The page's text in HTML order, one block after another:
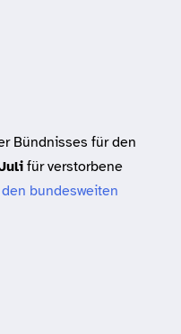
Bündnisses für den
für verstorbene
bundesweiten